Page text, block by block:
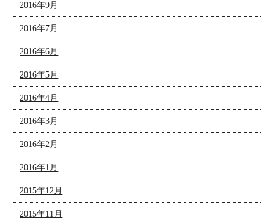
2016年9月
2016年7月
2016年6月
2016年5月
2016年4月
2016年3月
2016年2月
2016年1月
2015年12月
2015年11月